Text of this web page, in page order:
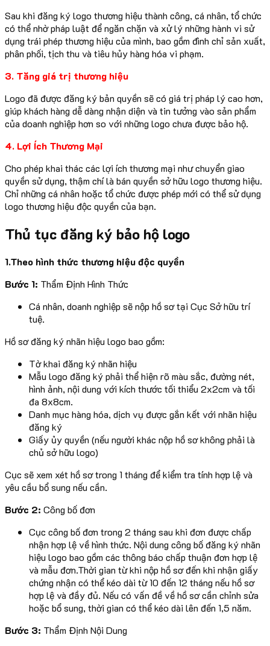
Sau khi đăng ký logo thương hiệu thành công, cá nhân, tổ chức
có thể nhờ pháp luật để ngăn chặn và xử lý những hành vi sử
dụng trái phép thương hiệu của mình, bao gồm đình chỉ sản xuất,
phân phối, tịch thu và tiêu hủy hàng hóa vi phạm.
3. Tăng giá trị thương hiệu
Logo đã được đăng ký bản quyền sẽ có giá trị pháp lý cao hơn,
giúp khách hàng dễ dàng nhận diện và tin tưởng vào sản phẩm
của doanh nghiệp hơn so với những logo chưa được bảo hộ.
4. Lợi Ích Thương Mại
Cho phép khai thác các lợi ích thương mại như chuyển giao
quyền sử dụng, thậm chí là bán quyền sở hữu logo thương hiệu.
Chỉ những cá nhân hoặc tổ chức được phép mới có thể sử dụng
logo thương hiệu độc quyền của bạn.
Thủ tục đăng ký bảo hộ logo
1.Theo hình thức thương hiệu độc quyền
Bước 1: Thẩm Định Hình Thức
Cá nhân, doanh nghiệp sẽ nộp hồ sơ tại Cục Sở hữu trí
tuệ.
Hồ sơ đăng ký nhãn hiệu logo bao gồm:
Tờ khai đăng ký nhãn hiệu
Mẫu logo đăng ký phải thể hiện rõ màu sắc, đường nét,
hình ảnh, nội dung với kích thước tối thiểu 2x2cm và tối
đa 8x8cm.
Danh mục hàng hóa, dịch vụ được gắn kết với nhãn hiệu
đăng ký
Giấy ủy quyền (nếu người khác nộp hồ sơ không phải là
chủ sở hữu logo)
Cục sẽ xem xét hồ sơ trong 1 tháng để kiểm tra tính hợp lệ và
yêu cầu bổ sung nếu cần.
Bước 2: Công bố đơn
Cục công bố đơn trong 2 tháng sau khi đơn được chấp
nhận hợp lệ về hình thức. Nội dung công bố đăng ký nhãn
hiệu logo bao gồm các thông báo chấp thuận đơn hợp lệ
và mẫu đơn.Thời gian từ khi nộp hồ sơ đến khi nhận giấy
chứng nhận có thể kéo dài từ 10 đến 12 tháng nếu hồ sơ
hợp lệ và đầy đủ. Nếu có vấn đề về hồ sơ cần chỉnh sửa
hoặc bổ sung, thời gian có thể kéo dài lên đến 1,5 năm.
Bước 3: Thẩm Định Nội Dung